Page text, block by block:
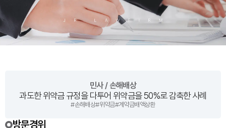
민사 / 손해배상
과도한 위약금 규정을 다투어 위약금을 50%로 감축한 사례
#손해배상#위약금#계약금배액상환
방문경위